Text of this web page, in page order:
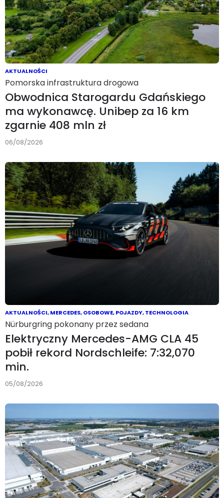
AKTUALNOŚCI
Pomorska infrastruktura drogowa
Obwodnica Starogardu Gdańskiego
ma wykonawcę. Unibep za 16 km
zgarnie 408 mln zł
06/08/2026
AKTUALNOŚCI,MERCEDES,OSOBOWE,POJAZDY,TECHNOLOGIA
Nürburgring pokonany przez sedana
Elektryczny Mercedes-AMG CLA 45
pobił rekord Nordschleife: 7:32,070
min.
05/08/2026